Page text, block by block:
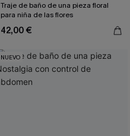
Traje de baño de una pieza floral
para niña de las flores
42,00 €
NUEVO